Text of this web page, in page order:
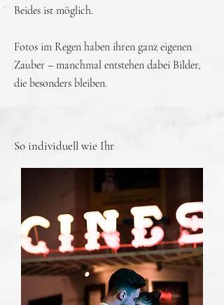
Beides ist möglich.
Fotos im Regen haben ihren ganz eigenen
Zauber – manchmal entstehen dabei Bilder,
die besonders bleiben.
So individuell wie Ihr